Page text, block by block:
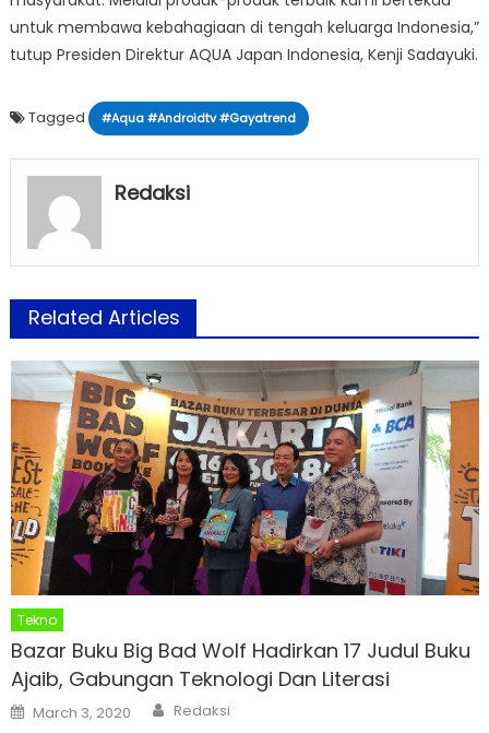
untuk membawa kebahagiaan di tengah keluarga Indonesia,”
tutup Presiden Direktur AQUA Japan Indonesia, Kenji Sadayuki.
Tagged #Aqua #Androidtv #Gayatrend
Redaksi
Related Articles
Tekno
Bazar Buku Big Bad Wolf Hadirkan 17 Judul Buku
Ajaib, Gabungan Teknologi Dan Literasi
Posted
on
March 3, 2020 Author
Redaksi